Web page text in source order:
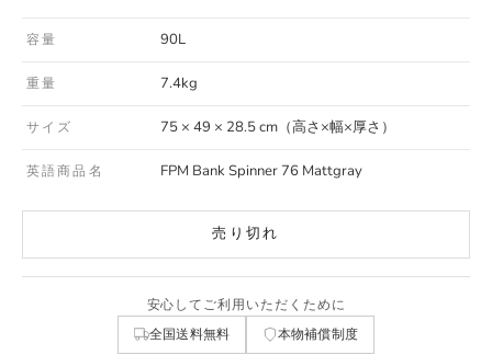
容量 90L
重量 7.4kg
サイズ 75 × 49 × 28.5 cm（高さ×幅×厚さ）
英語商品名 FPM Bank Spinner 76 Mattgray
売り切れ
安心してご利用いただくために
全国送料無料 本物補償制度